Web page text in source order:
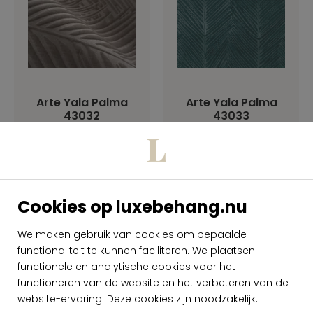
Cookies op luxebehang.nu
We maken gebruik van cookies om bepaalde
functionaliteit te kunnen faciliteren. We plaatsen
functionele en analytische cookies voor het
functioneren van de website en het verbeteren van de
website-ervaring. Deze cookies zijn noodzakelijk.
Arte Yala Palma
43032
Arte Yala Palma
43033